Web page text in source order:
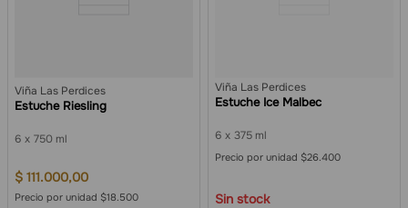
Viña Las Perdices
Estuche Riesling
6 750 ml
$ 111.000,00
Precio por unidad $18.500
Viña Las Perdices
Estuche Ice Malbec
6 375 ml
Precio por unidad $26.400
Sin stock